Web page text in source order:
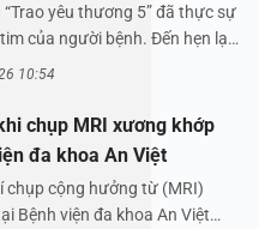
yêu thương 5” đã thực sự
của người bệnh. Đến hẹn lại
10:54
chụp MRI xương khớp
đa khoa An Việt
chụp cộng hưởng từ (MRI)
Bệnh viện đa khoa An Việt